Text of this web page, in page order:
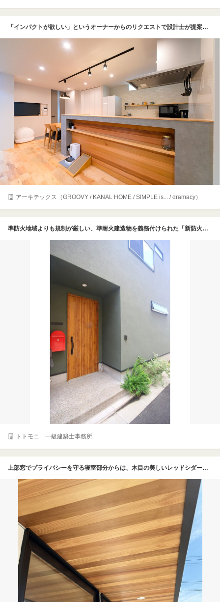
「インパクトが欲しい」というオーナーからのリクエストで設計士が提案したのがニッチのあるキッチンカウンター。ニッチには無垢のレッドシダーを使い、柔らかい雰囲気に。グレーの塗り壁調のクロスは、複数のサンプルから選んだお気に入り
アーキテックス（GROOVY / KANAL HOME / SIMPLE is... / dramacy）
準防火地域よりも規制が厳しい、準耐火建造物を義務付けられた「新防火地域」に建てられたＹ氏邸。外装材はナチュラルカラー（ドア）、ビビッドな赤色（ポスト）と相性の良い深緑をチョイスした左官仕上げ
トトモニ 一級建築士事務所
上部窓でプライバシーを守る寝室部分からは、木目の美しいレッドシダーの軒天が見える。1年の自然光の入りを計算し、直射日光を巧みに遮ったパッシブ設計だ。間接的な自然光の明るさで心地よく目覚められる